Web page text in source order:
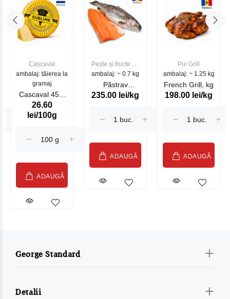
Cașcaval
ambalaj: tăierea la
gramaj
Cascaval 45%
Maasdam
Sublime Cow
26.60
lei/100g
ADAUGĂ
Pește și fructe de
mare
ambalaj: ~ 0.7 kg
Păstrav
Somonat
235.00 lei/kg
ADAUGĂ
Pui Grill
ambalaj: ~ 1.25 kg
French Grill, kg
198.00 lei/kg
ADAUGĂ
George Standard
Detalii